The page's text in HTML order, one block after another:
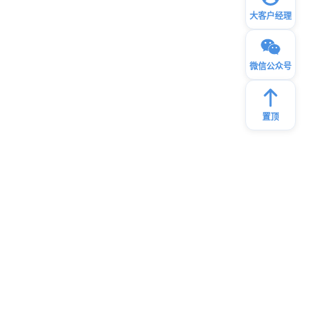
大客户经理
微信公众号
置顶